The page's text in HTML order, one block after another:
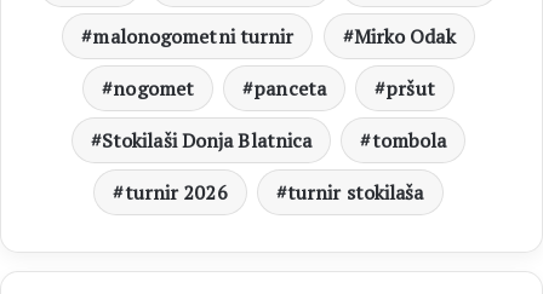
malonogometni turnir
Mirko Odak
nogomet
panceta
pršut
Stokilaši Donja Blatnica
tombola
turnir 2026
turnir stokilaša